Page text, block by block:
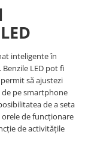
inteligente în
LED pot fi
să ajustezi
pe smartphone
de a seta
de funcționare
de activitățile